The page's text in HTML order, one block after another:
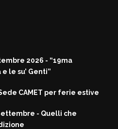
2026 - “19ma
le su’ Genti”
CAMET per ferie estive
- Quelli che